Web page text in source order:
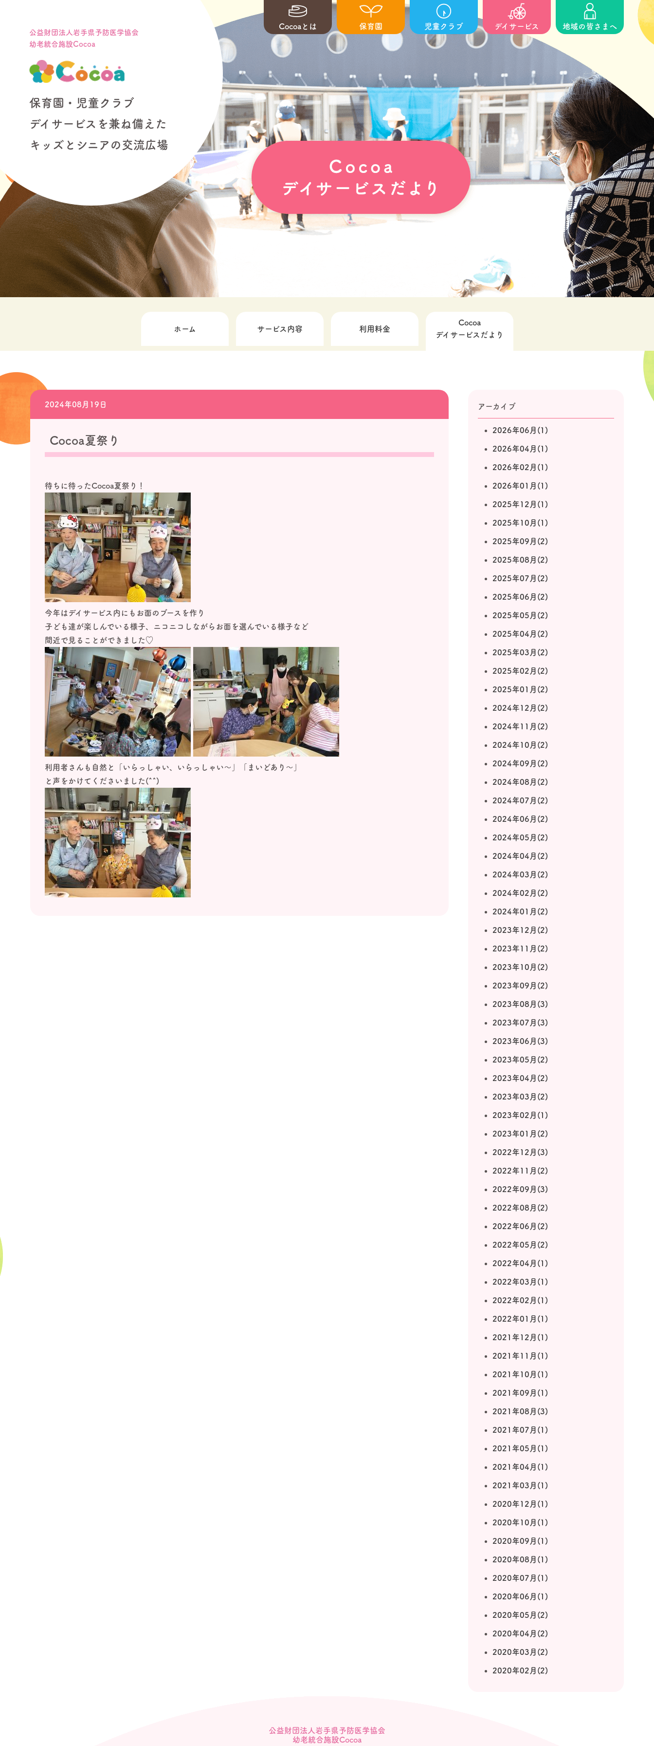
公益財団法人岩手県予防医学協会
幼老統合施設Cocoa
保育園・児童クラブ
デイサービスを兼ね備えた
キッズとシニアの交流広場
Cocoaとは 保育園 児童クラブ デイサービス 地域の皆さまへ
ホーム サービス内容 利用料金
Cocoa
デイサービスだより
2024年08月19日
Cocoa夏祭り
待ちに待ったCocoa夏祭り！
今年はデイサービス内にもお面のブースを作り
子ども達が楽しんでいる様子、ニコニコしながらお面を選んでいる様子など
間近で見ることができました♡
利用者さんも自然と「いらっしゃい、いらっしゃい～」「まいどあり～」
と声をかけてくださいました(^^)
アーカイブ
2026年06月(1)
2026年04月(1)
2026年02月(1)
2026年01月(1)
2025年12月(1)
2025年10月(1)
2025年09月(2)
2025年08月(2)
2025年07月(2)
2025年06月(2)
2025年05月(2)
2025年04月(2)
2025年03月(2)
2025年02月(2)
2025年01月(2)
2024年12月(2)
2024年11月(2)
2024年10月(2)
2024年09月(2)
2024年08月(2)
2024年07月(2)
2024年06月(2)
2024年05月(2)
2024年04月(2)
2024年03月(2)
2024年02月(2)
2024年01月(2)
2023年12月(2)
2023年11月(2)
2023年10月(2)
2023年09月(2)
2023年08月(3)
2023年07月(3)
2023年06月(3)
2023年05月(2)
2023年04月(2)
2023年03月(2)
2023年02月(1)
2023年01月(2)
2022年12月(3)
2022年11月(2)
2022年09月(3)
2022年08月(2)
2022年06月(2)
2022年05月(2)
2022年04月(1)
2022年03月(1)
2022年02月(1)
2022年01月(1)
2021年12月(1)
2021年11月(1)
2021年10月(1)
2021年09月(1)
2021年08月(3)
2021年07月(1)
2021年05月(1)
2021年04月(1)
2021年03月(1)
2020年12月(1)
2020年10月(1)
2020年09月(1)
2020年08月(1)
2020年07月(1)
2020年06月(1)
2020年05月(2)
2020年04月(2)
2020年03月(2)
2020年02月(2)
公益財団法人岩手県予防医学協会
幼老統合施設Cocoa